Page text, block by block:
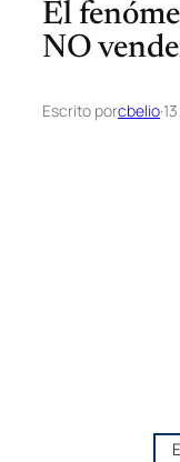
El
NO
Escrito porcbelio·